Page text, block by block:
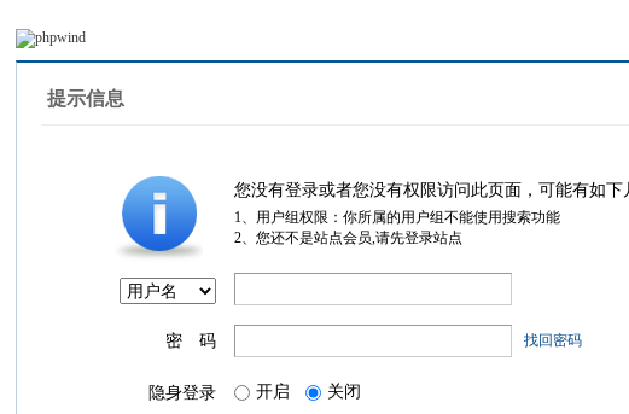
提示信息
您没有登录或者您没有权限访问此页面，可能有如下
1、用户组权限：你所属的用户组不能使用搜索功能
2、您还不是站点会员,请先登录站点
密 码 找回密码
隐身登录 开启 关闭